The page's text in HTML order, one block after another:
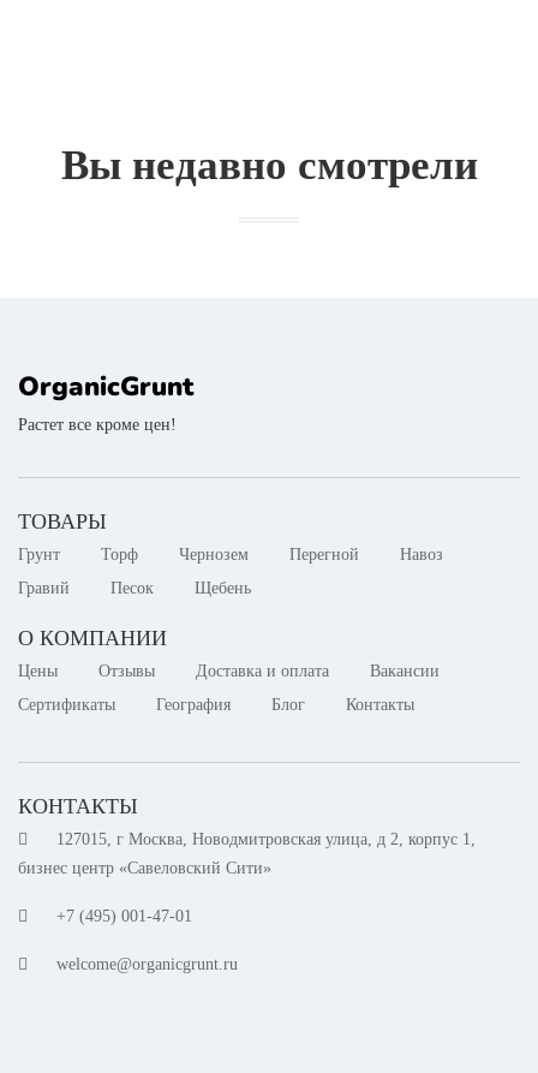
Вы недавно смотрели
OrganicGrunt
Растет все кроме цен!
ТОВАРЫ
Грунт Торф Чернозем Перегной
Навоз
Гравий
Песок Щебень
О КОМПАНИИ
Цены Отзывы Доставка и оплата
Вакансии
Сертификаты
География Блог Контакты
КОНТАКТЫ
127015, г Москва, Новодмитровская улица, д 2, корпус 1,
бизнес центр «Савеловский Сити»
+7 (495) 001-47-01
welcome@organicgrunt.ru